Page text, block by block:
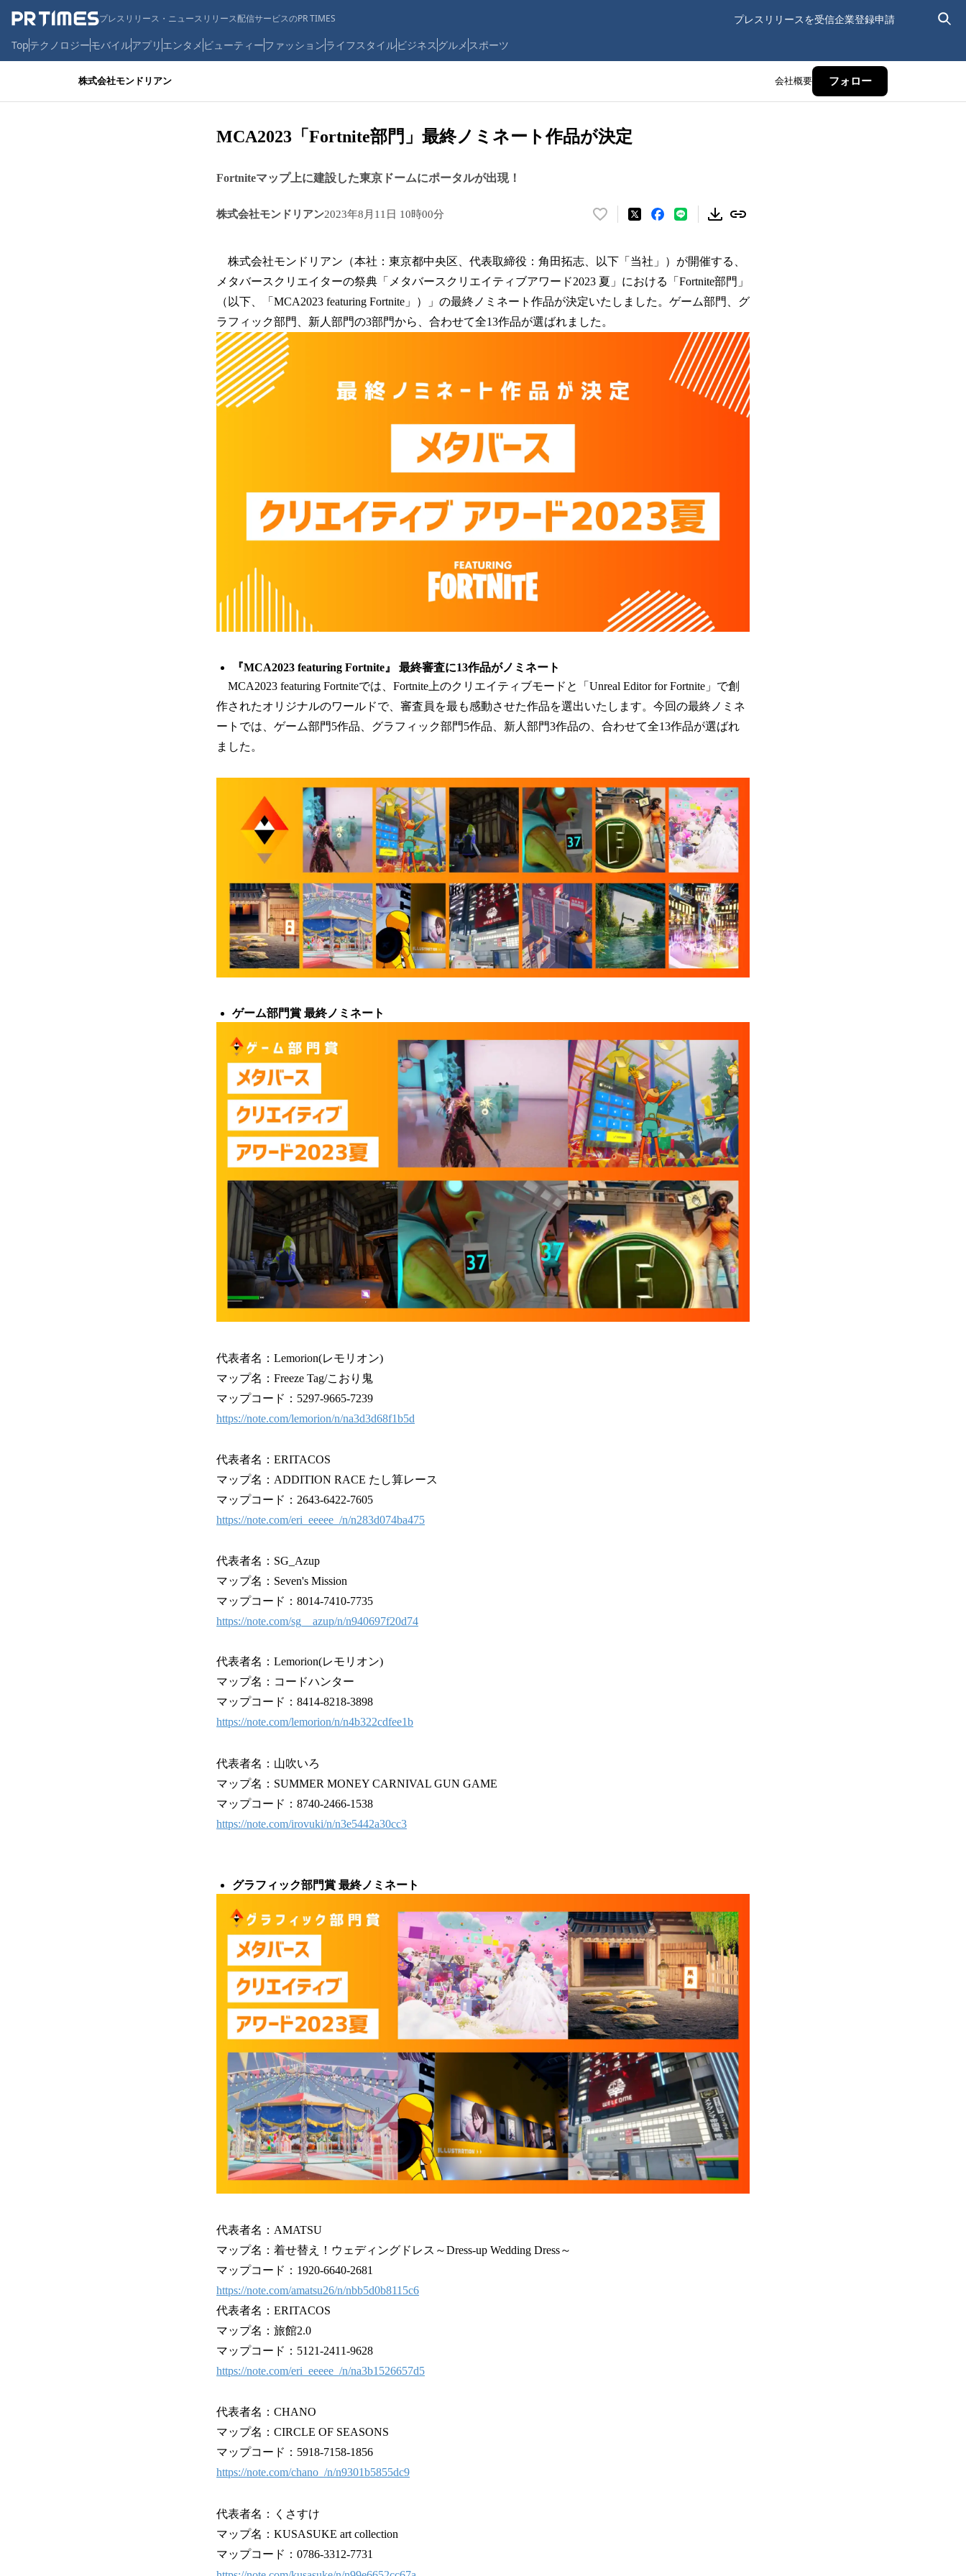
プレスリリース・ニュースリリース配信サービスのPR TIMES プレスリリースを受信企業登録申請
Topテクノロジーモバイルアプリ エンタメ ビューティーファッションライフスタイルビジネス グルメ スポーツ
株式会社モンドリアン 会社概要 フォロー
MCA2023「Fortnite部門」最終ノミネート作品が決定
Fortniteマップ上に建設した東京ドームにポータルが出現！
株式会社モンドリアン2023年8月11日 10時00分
い
！
数
を
み
で
す
株式会社モンドリアン（本社：東京都中央区、代表取締役：角田拓志、以下「当社」）が開催する、
メタバースクリエイターの祭典「メタバースクリエイティブアワード2023 夏」における「Fortnite部門」
（以下、「MCA2023 featuring Fortnite」）」の最終ノミネート作品が決定いたしました。ゲーム部門、グ
ラフィック部門、新人部門の3部門から、合わせて全13作品が選ばれました。
『MCA2023 featuring Fortnite』 最終審査に13作品がノミネート
MCA2023 featuring Fortniteでは、Fortnite上のクリエイティブモードと「Unreal Editor for Fortnite」で創
作されたオリジナルのワールドで、審査員を最も感動させた作品を選出いたします。今回の最終ノミネ
ートでは、ゲーム部門5作品、グラフィック部門5作品、新人部門3作品の、合わせて全13作品が選ばれ
ました。
ゲーム部門賞 最終ノミネート
代表者名：Lemorion(レモリオン)
マップ名：Freeze Tag/こおり鬼
マップコード：5297-9665-7239
https://note.com/lemorion/n/na3d3d68f1b5d
代表者名：ERITACOS
マップ名：ADDITION RACE たし算レース
マップコード：2643-6422-7605
https://note.com/eri_eeeee_/n/n283d074ba475
代表者名：SG_Azup
マップ名：Seven's Mission
マップコード：8014-7410-7735
https://note.com/sg__azup/n/n940697f20d74
代表者名：Lemorion(レモリオン)
マップ名：コードハンター
マップコード：8414-8218-3898
https://note.com/lemorion/n/n4b322cdfee1b
代表者名：山吹いろ
マップ名：SUMMER MONEY CARNIVAL GUN GAME
マップコード：8740-2466-1538
https://note.com/irovuki/n/n3e5442a30cc3
グラフィック部門賞 最終ノミネート
代表者名：AMATSU
マップ名：着せ替え！ウェディングドレス～Dress-up Wedding Dress～
マップコード：1920-6640-2681
https://note.com/amatsu26/n/nbb5d0b8115c6
代表者名：ERITACOS
マップ名：旅館2.0
マップコード：5121-2411-9628
https://note.com/eri_eeeee_/n/na3b1526657d5
代表者名：CHANO
マップ名：CIRCLE OF SEASONS
マップコード：5918-7158-1856
https://note.com/chano_/n/n9301b5855dc9
代表者名：くさすけ
マップ名：KUSASUKE art collection
マップコード：0786-3312-7731